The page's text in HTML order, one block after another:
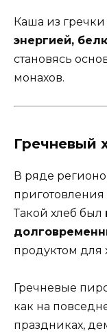
Каша из
энергией,
становясь
монахов.
Гречневый
В ряде
Такой хлеб был
продуктом для
Гречневые
как на
праздниках,